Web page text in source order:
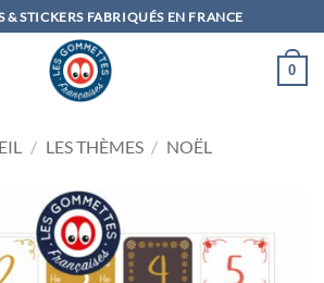
& STICKERS FABRIQUÉS EN FRANCE
0
/ LES THÈMES / NOËL